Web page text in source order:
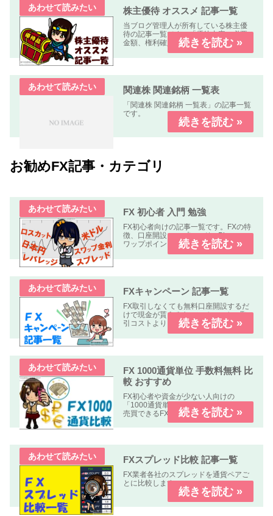
株主優待 オススメ 記事一覧
当ブログ管理人が所有している株主優
待の記事一覧です。「優待内容、必要
金額、権利確定日、優待到着日、使用
期限、優待利回り、配当利回り、オス
スメ度」などについて解説します。
関連株 関連銘柄 一覧表
「関連株 関連銘柄 一覧表」の記事一覧
です。
お勧めFX記事・カテゴリ
FX 初心者 入門 勉強
FX初心者向けの記事一覧です。FXの特
徴、口座開設、スプレッド、Pips、ス
ワップポイント、レバレッジ、ロン
グ、ショート、ロット、ロスカットな
どについて解説します、
FXキャンペーン 記事一覧
FX取引しなくても無料口座開設するだ
けで現金が貰えるキャンペーンや、取
引コストよりも貰える金額の方が多い
オトクなキャンペーン中心に掲載して
います。
FX 1000通貨単位 手数料無料 比
較 おすすめ
FX初心者や資金が少ない人向けの
「1000通貨単位以下、手数料無料」で
売買できるFX業者の比較記事です。
FXスプレッド比較 記事一覧
FX業者各社のスプレッドを通貨ペアご
とに比較します。